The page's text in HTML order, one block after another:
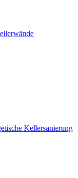
Kellersanierung